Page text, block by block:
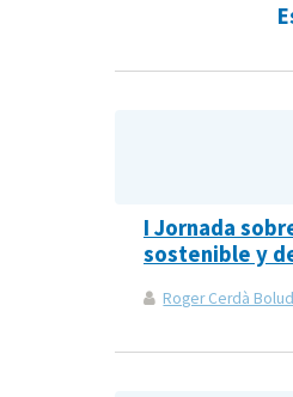
I Jornada
sostenible y
Roger Cerdà